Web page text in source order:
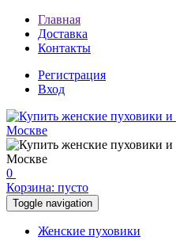
Главная
Доставка
Контакты
Регистрация
Вход
0
Корзина: пусто
Toggle navigation
Женские пуховики